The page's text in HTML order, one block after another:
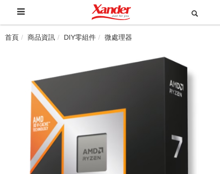
首頁 商品資訊 DIY零組件 微處理器